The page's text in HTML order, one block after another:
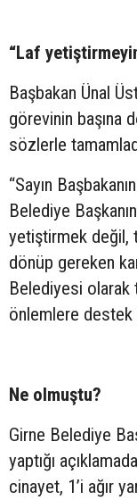
“Laf
Başbakan Ünal
görevinin başına
sözlerle
“Sayın
Belediye
yetiştirmek değil,
dönüp gereken
Belediyesi olarak
önlemlere destek
Ne olmuştu?
Girne Belediye
yaptığı
cinayet, 1’i ağır